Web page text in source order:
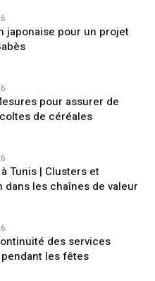
japonaise pour un projet
pour assurer de
de céréales
Tunis | Clusters et
dans les chaînes de valeur
des services
les fêtes